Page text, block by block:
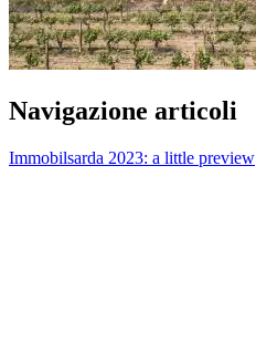
Navigazione articoli
Immobilsarda 2023: a little preview